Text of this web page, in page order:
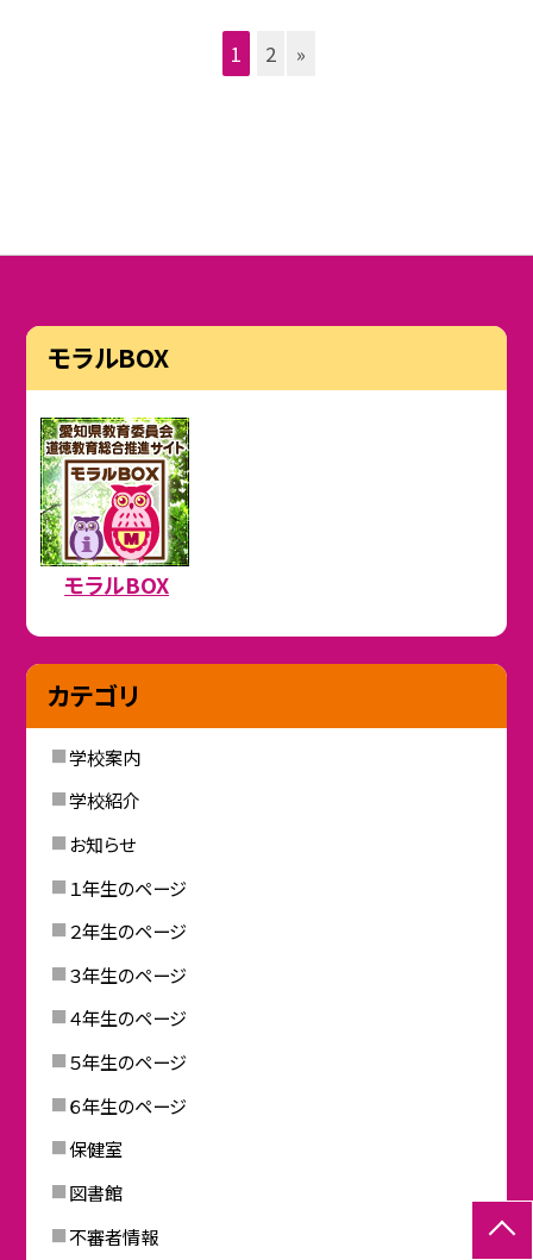
1 2 »
モラルBOX
モラルBOX
カテゴリ
学校案内
学校紹介
お知らせ
１年生のページ
２年生のページ
３年生のページ
４年生のページ
５年生のページ
６年生のページ
保健室
図書館
不審者情報